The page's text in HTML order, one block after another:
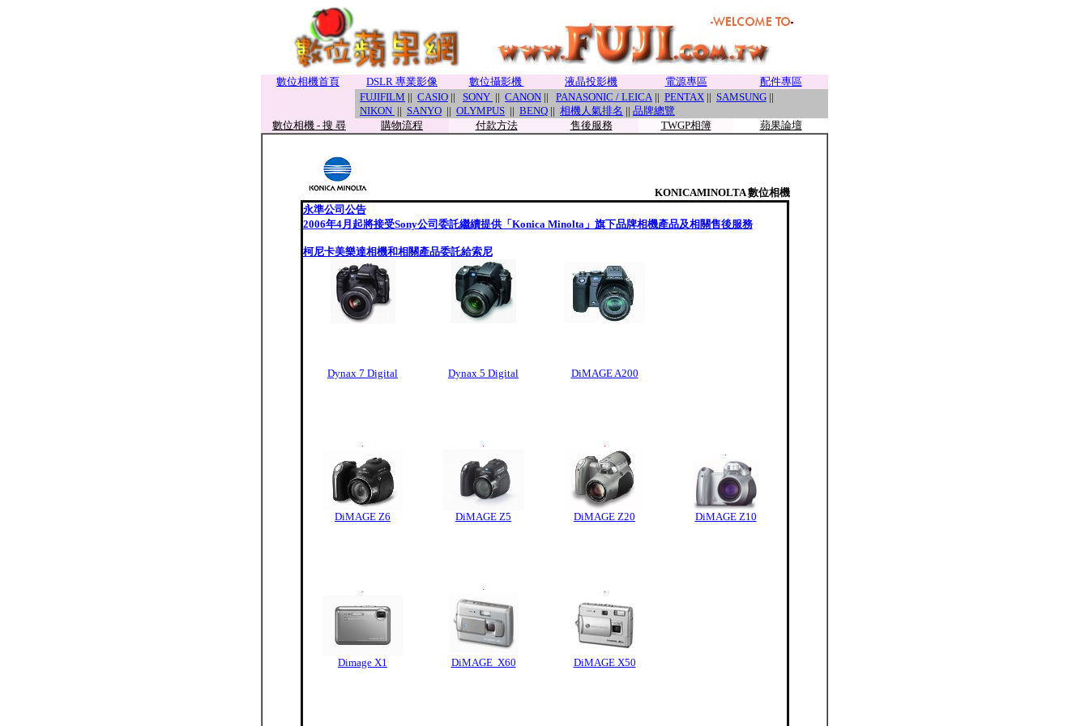
數位相機首頁 DSLR 專業影像 數位攝影機 液晶投影機 電源專區
配件專區
FUJIFILM || CASIO || SONY || CANON || PANASONIC / LEICA || PENTAX || SAMSUNG ||
NIKON || SANYO || OLYMPUS || BENQ || 相機人氣排名 || 品牌總覽
數位相機 - 搜 尋
購物流程 付款方法 售後服務 TWGP相簿 蘋果論壇
KONICAMINOLTA 數位相機
永準公司公告
2006年4月起將接受Sony公司委託繼續提供「Konica Minolta」旗下品牌相機產品及相關售後服務
柯尼卡美樂達相機和相關產品委託給索尼
Dynax 7 Digital Dynax 5 Digital DiMAGE A200
.
DiMAGE Z6
.
DiMAGE Z5
.
DiMAGE Z20
.
DiMAGE Z10
.
Dimage X1
.
DiMAGE X60
.
DiMAGE X50